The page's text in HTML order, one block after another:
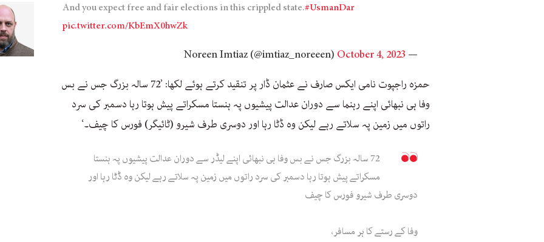
And you expect free and fair elections in this crippled state.#UsmanDar
pic.twitter.com/KbEmX0hwZk
— Noreen Imtiaz (@imtiaz_noreeen)
October 4, 2023
حمزہ راجپوت نامی ایکس صارف نے عثمان ڈار پر تنقید کرتے ہوئے لکھا: ’72 سالہ بزرگ جس نے بس
وفا ہی نبھائی اپنے رہنما سے دوران عدالت پیشیوں پہ ہنستا مسکراتے پیش ہوتا رہا دسمبر کی سرد
راتوں میں زمین پہ سلاتے رہے لیکن وہ ڈٹا رہا اور دوسری طرف شیرو (ٹائیگر) فورس کا چیف۔‘
72 سالہ بزرگ جس نے بس وفا ہی نبھائی اپنے لیڈر سے دوران عدالت پیشیوں پہ ہنستا
مسکراتے پیش ہوتا رہا دسمبر کی سرد راتوں میں زمین پہ سلاتے رہے لیکن وہ ڈٹا رہا اور
دوسری طرف شیرو فورس کا چیف
وفا کے رستے کا ہر مسافر،